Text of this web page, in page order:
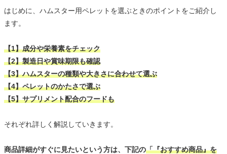
はじめに、ハムスター用ペレットを選ぶときのポイントをご紹介し
ます。
【1】成分や栄養素をチェック
【2】製造日や賞味期限も確認
【3】ハムスターの種類や大きさに合わせて選ぶ
【4】ペレットのかたさで選ぶ
【5】サプリメント配合のフードも
それぞれ詳しく解説していきます。
商品詳細がすぐに見たいという方は、下記の「『おすすめ商品』を